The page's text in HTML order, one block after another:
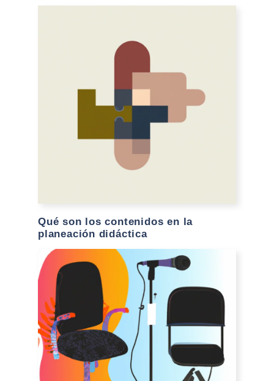
Qué son los contenidos en la
planeación didáctica